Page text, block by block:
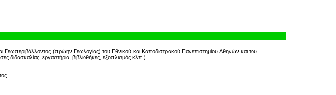
Γεωπεριβάλλοντος (πρώην Γεωλογίας) του Εθνικού και Καποδιστριακού Πανεπιστημίου Αθηνών και του
διδασκαλίας, εργαστήρια, βιβλιοθήκες, εξοπλισμός κλπ.).